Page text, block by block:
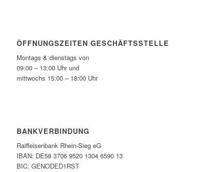
ÖFFNUNGSZEITEN GESCHÄFTSSTELLE
Montags & dienstags von
09:00 – 13:00 Uhr und
mittwochs 15:00 – 18:00 Uhr
BANKVERBINDUNG
Raiffeisenbank Rhein-Sieg eG
IBAN: DE58 3706 9520 1304 6590 13
BIC: GENODED1RST